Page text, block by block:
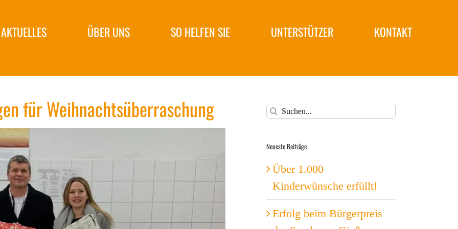
AKTUELLES ÜBER UNS SO HELFEN SIE UNTERSTÜTZER KONTAKT
für Weihnachtsüberraschung
Suche
Neueste Beiträge
Über 1.000
Kinderwünsche erfüllt!
Erfolg beim Bürgerpreis